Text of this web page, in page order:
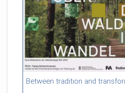
54:13 duration